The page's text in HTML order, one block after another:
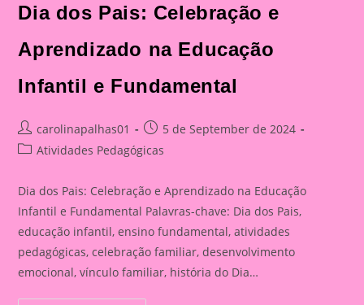
Dia dos Pais: Celebração e
Aprendizado na Educação
Infantil e Fundamental
Post
author:
carolinapalhas01
Post
published:
5 de September de 2024
PostAtividades Pedagógicas
Dia dos Pais: Celebração e Aprendizado na Educação
Infantil e Fundamental Palavras-chave: Dia dos Pais,
educação infantil, ensino fundamental, atividades
pedagógicas, celebração familiar, desenvolvimento
emocional, vínculo familiar, história do Dia…